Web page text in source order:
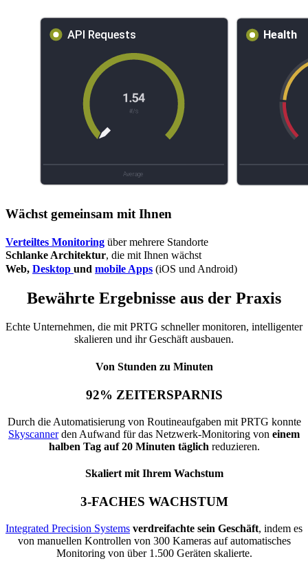
Wächst gemeinsam mit Ihnen
Verteiltes Monitoring über mehrere Standorte
Schlanke Architektur, die mit Ihnen wächst
Web, Desktop und mobile Apps (iOS und Android)
Bewährte Ergebnisse aus der Praxis
Echte Unternehmen, die mit PRTG schneller monitoren, intelligenter
skalieren und ihr Geschäft ausbauen.
Von Stunden zu Minuten
92% ZEITERSPARNIS
Durch die Automatisierung von Routineaufgaben mit PRTG konnte
Skyscannerden Aufwand für das Netzwerk-Monitoring von einem
halben Tag auf 20 Minuten täglich reduzieren.
Skaliert mit Ihrem Wachstum
3-FACHES WACHSTUM
Integrated Precision Systems verdreifachte sein Geschäft, indem es
von manuellen Kontrollen von 300 Kameras auf automatisches
Monitoring von über 1.500 Geräten skalierte.